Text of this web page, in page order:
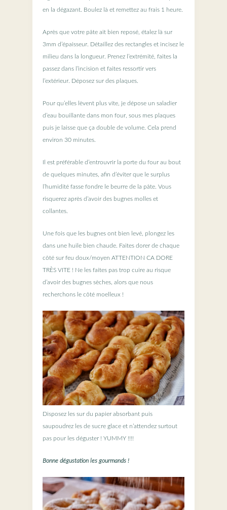
en la dégazant. Boulez là et remettez au frais 1 heure.
Après que votre pâte ait bien reposé, étalez là sur
3mm d’épaisseur. Détaillez des rectangles et incisez le
milieu dans la longueur. Prenez l’extrémité, faites la
passez dans l’incision et faites ressortir vers
l’extérieur. Déposez sur des plaques.
Pour qu’elles lèvent plus vite, je dépose un saladier
d’eau bouillante dans mon four, sous mes plaques
puis je laisse que ça double de volume. Cela prend
environ 30 minutes.
Il est préférable d’entrouvrir la porte du four au bout
de quelques minutes, afin d’éviter que le surplus
l’humidité fasse fondre le beurre de la pâte. Vous
risquerez après d’avoir des bugnes molles et
collantes.
Une fois que les bugnes ont bien levé, plongez les
dans une huile bien chaude. Faites dorer de chaque
côté sur feu doux/moyen ATTENTION CA DORE
TRÈS VITE ! Ne les faites pas trop cuire au risque
d’avoir des bugnes sèches, alors que nous
recherchons le côté moelleux !
Disposez les sur du papier absorbant puis
saupoudrez les de sucre glace et n’attendez surtout
pas pour les déguster ! YUMMY !!!!
Bonne dégustation les gourmands !